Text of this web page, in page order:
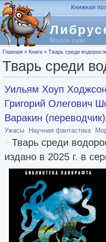
Перейти к основному содержанию
Много книг
Книжная
Вы здесь
Главная » Книги » Тварь среди
Тварь среди
Уильям Хоуп Ходжсон
Григорий Олегович
Варакин (переводчик)
Ужасы Научная фантастика
Тварь среди
издано в 2025 г. в